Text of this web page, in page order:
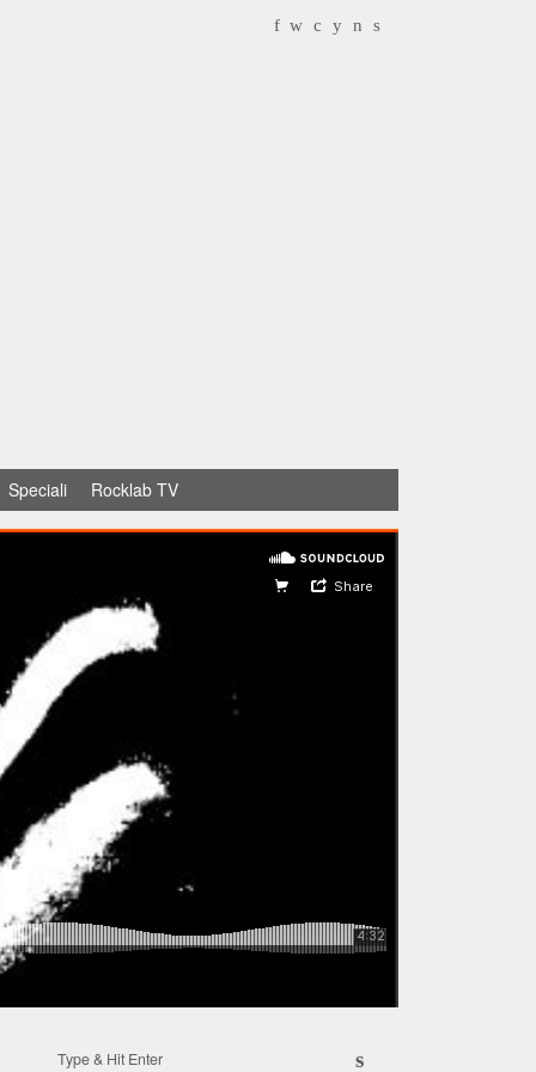
f w c y n s
Speciali Rocklab TV
s